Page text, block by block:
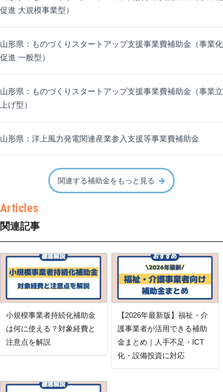
促進 大規模事業型）
山形県：ものづくりスタートアップ支援事業費補助金（事業化
促進 一般型）
山形県：ものづくりスタートアップ支援事業費補助金（事業立
上げ型）
山形県：洋上風力発電関連産業参入支援等事業費補助金
関連する補助金をもっと見る
関連記事
小規模事業者持続化補助金
は何に使える？対象経費と
注意点を解説
【2026年最新版】福祉・介
護事業者が活用できる補助
金まとめ｜人手不足・ICT
化・設備投資に対応